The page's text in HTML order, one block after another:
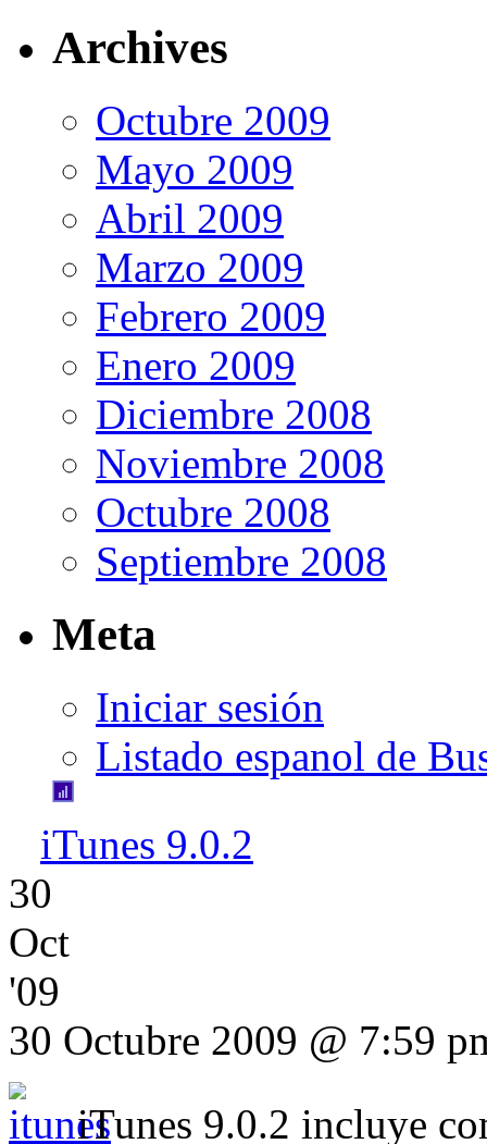
Archives
Octubre 2009
Mayo 2009
Abril 2009
Marzo 2009
Febrero 2009
Enero 2009
Diciembre 2008
Noviembre 2008
Octubre 2008
Septiembre 2008
Meta
Iniciar sesión
Listado espanol de
iTunes 9.0.2
30
Oct
'09
30 Octubre 2009 @ 7:59
iTunes 9.0.2 incluye